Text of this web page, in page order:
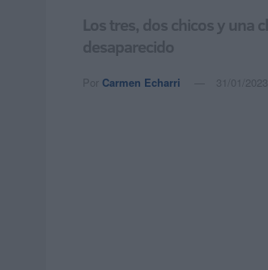
Los tres, dos chicos y una
desaparecido
Por Carmen Echarri 31/01/